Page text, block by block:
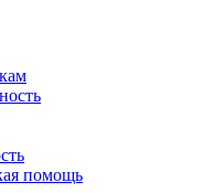
помощь